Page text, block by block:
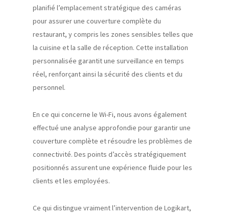
planifié l’emplacement stratégique des caméras
pour assurer une couverture complète du
restaurant, y compris les zones sensibles telles que
la cuisine et la salle de réception. Cette installation
personnalisée garantit une surveillance en temps
réel, renforçant ainsi la sécurité des clients et du
personnel.
En ce qui concerne le Wi-Fi, nous avons également
effectué une analyse approfondie pour garantir une
couverture complète et résoudre les problèmes de
connectivité. Des points d’accès stratégiquement
positionnés assurent une expérience fluide pour les
clients et les employées.
Ce qui distingue vraiment l’intervention de Logikart,